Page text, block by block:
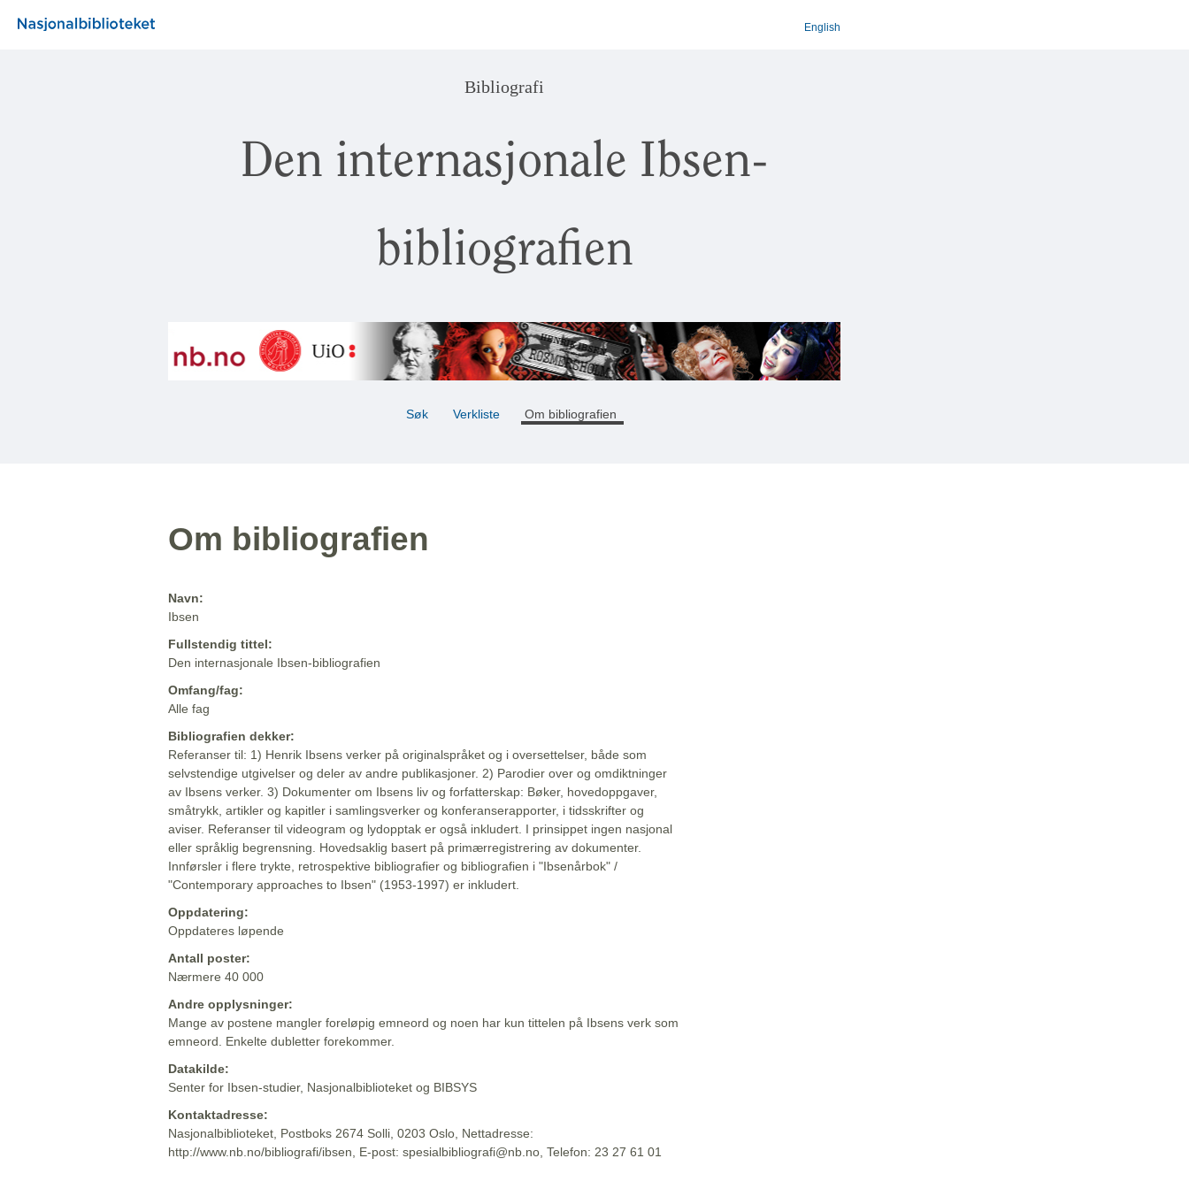
English
Bibliografi
Den internasjonale Ibsen-
bibliografien
Søk Verkliste Om bibliografien
Om bibliografien
Navn:
Ibsen
Fullstendig tittel:
Den internasjonale Ibsen-bibliografien
Omfang/fag:
Alle fag
Bibliografien dekker:
Referanser til: 1) Henrik Ibsens verker på originalspråket og i oversettelser, både som
selvstendige utgivelser og deler av andre publikasjoner. 2) Parodier over og omdiktninger
av Ibsens verker. 3) Dokumenter om Ibsens liv og forfatterskap: Bøker, hovedoppgaver,
småtrykk, artikler og kapitler i samlingsverker og konferanserapporter, i tidsskrifter og
aviser. Referanser til videogram og lydopptak er også inkludert. I prinsippet ingen nasjonal
eller språklig begrensning. Hovedsaklig basert på primærregistrering av dokumenter.
Innførsler i flere trykte, retrospektive bibliografier og bibliografien i "Ibsenårbok" /
"Contemporary approaches to Ibsen" (1953-1997) er inkludert.
Oppdatering:
Oppdateres løpende
Antall poster:
Nærmere 40 000
Andre opplysninger:
Mange av postene mangler foreløpig emneord og noen har kun tittelen på Ibsens verk som
emneord. Enkelte dubletter forekommer.
Datakilde:
Senter for Ibsen-studier, Nasjonalbiblioteket og BIBSYS
Kontaktadresse:
Nasjonalbiblioteket, Postboks 2674 Solli, 0203 Oslo, Nettadresse:
http://www.nb.no/bibliografi/ibsen, E-post: spesialbibliografi@nb.no, Telefon: 23 27 61 01